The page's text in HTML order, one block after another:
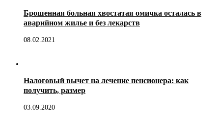
Брошенная больная хвостатая омичка осталась в
аварийном жилье и без лекарств
08.02.2021
Налоговый вычет на лечение пенсионера: как
получить, размер
03.09.2020